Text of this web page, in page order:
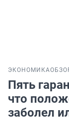
ЭКОНОМИКА
Пять
что
заболел